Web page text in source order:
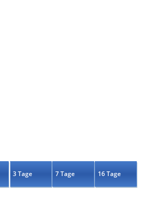
3 Tage 7 Tage 16 Tage